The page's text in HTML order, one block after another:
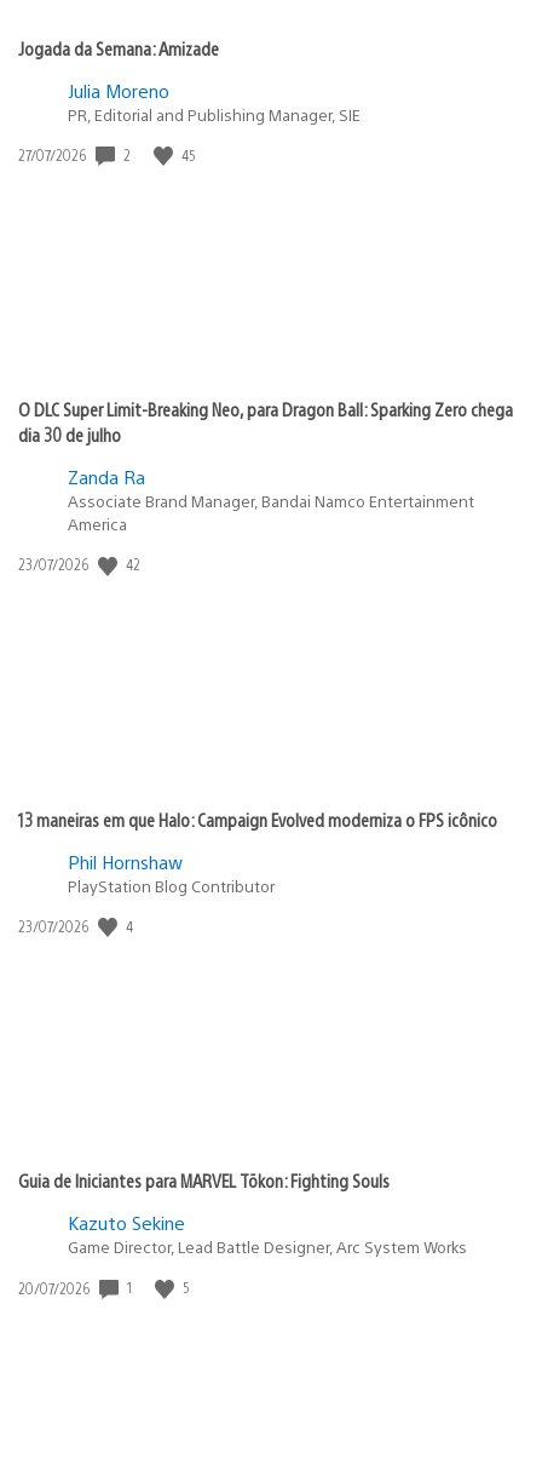
Jogada da Semana: Amizade
Julia Moreno
PR, Editorial and Publishing Manager, SIE
Data
27/07/2026 2 45
O DLC Super Limit-Breaking Neo, para Dragon Ball: Sparking Zero chega
dia 30 de julho
Zanda Ra
Associate Brand Manager, Bandai Namco Entertainment
America
Data
23/07/2026 42
13 maneiras em que Halo: Campaign Evolved moderniza o FPS icônico
Phil Hornshaw
PlayStation Blog Contributor
Data
23/07/2026 4
Guia de Iniciantes para MARVEL Tōkon: Fighting Souls
Kazuto Sekine
Game Director, Lead Battle Designer, Arc System Works
Data
20/07/2026 1 5